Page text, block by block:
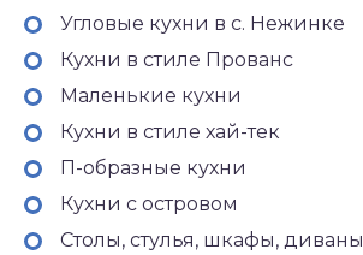
Угловые кухни в с. Нежинке
Кухни в стиле Прованс
Маленькие кухни
Кухни в стиле хай-тек
П-образные кухни
Кухни с островом
Столы, стулья, шкафы, диваны